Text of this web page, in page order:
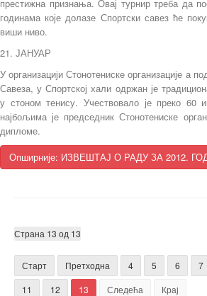
престижна признања. Овај турнир треба да
годинама које долазе Спортски савез ће
виши ниво.
21. ЈАНУАР
У организацији Стонотениске организације а
Савеза, у Спортској хали одржан је
у стоном тенису. Учествовало је преко 60
најбољима је председник Стонотениске
дипломе.
Опширније: ИЗВЕШТАЈ О РАДУ ЗА 2012.
Страна 13 од 13
Старт Претходна 4 5 6 7
11
12 13 Следећа Крај